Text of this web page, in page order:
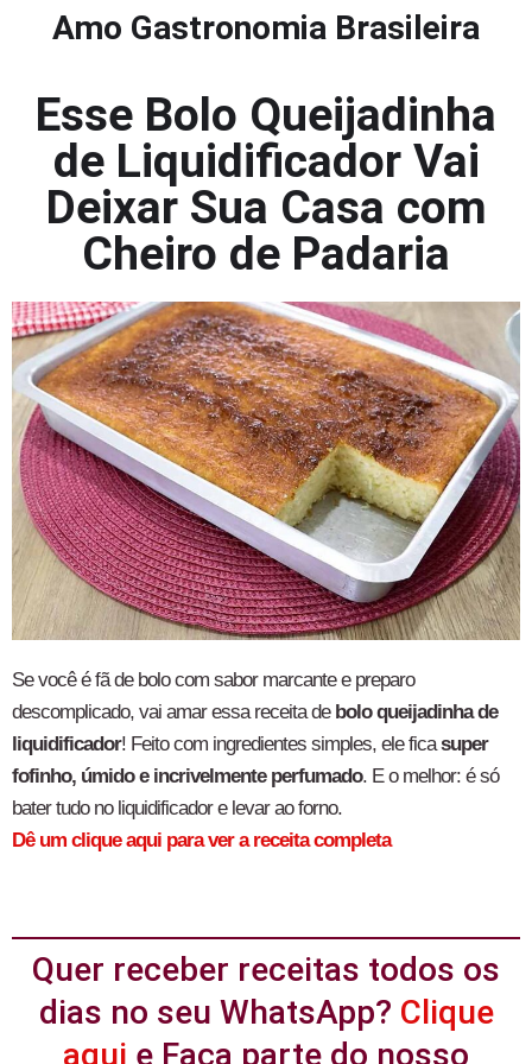
Amo Gastronomia Brasileira
Esse Bolo Queijadinha
de Liquidificador Vai
Deixar Sua Casa com
Cheiro de Padaria
Se você é fã de bolo com sabor marcante e preparo
descomplicado, vai amar essa receita de bolo queijadinha de
liquidificador! Feito com ingredientes simples, ele ficasuper
fofinho, úmido e incrivelmente perfumado. E o melhor: é só
bater tudo no liquidificador e levar ao forno.
Dê um clique aqui para ver a receita completa
Quer receber receitas todos os
dias no seu WhatsApp? Clique
aqui e Faça parte do nosso